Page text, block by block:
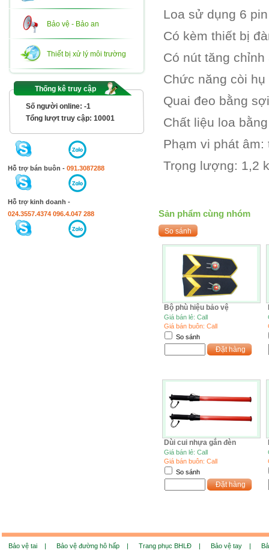
Bảo vệ - Bảo an
Thiết bị xử lý môi trường
Thống kê truy cập
Số người online: -1
Tổng lượt truy cập: 10001
Hỗ trợ bán buôn - 091.3087288
Hỗ trợ kinh doanh -
024.3557.4374 096.4.047 288
Loa sử dụng 6
Có kèm thiết bị
Có nút tăng
Chức năng còi
Quai đeo bằng
Chất liệu loa
Phạm vi phát âm:
Trọng lượng: 1,2
Sản phẩm cùng nhóm
Bộ phù hiệu bảo vệ
Giá bán lẻ: Call
Giá bán buôn: Call
So sánh
Đặt hàng
Dùi cui nhựa gắn đèn
Giá bán lẻ: Call
Giá bán buôn: Call
So sánh
Đặt hàng
Bảo vệ tai | Bảo vệ đường hô hấp | Trang phục BHLĐ | Bảo vệ tay |